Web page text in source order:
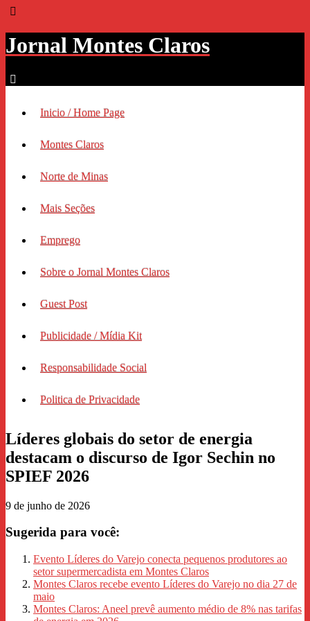
Jornal Montes Claros
Inicio / Home Page
Montes Claros
Norte de Minas
Mais Seções
Emprego
Sobre o Jornal Montes Claros
Guest Post
Publicidade / Mídia Kit
Responsabilidade Social
Politica de Privacidade
Líderes globais do setor de energia
destacam o discurso de Igor Sechin no
SPIEF 2026
9 de junho de 2026
Sugerida para você:
Evento Líderes do Varejo conecta pequenos produtores ao
setor supermercadista em Montes Claros
Montes Claros recebe evento Líderes do Varejo no dia 27 de
maio
Montes Claros: Aneel prevê aumento médio de 8% nas tarifas